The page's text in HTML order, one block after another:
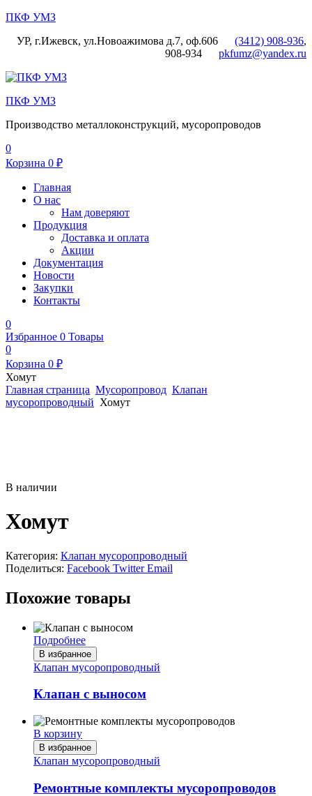
ПКФ УМЗ
УР, г.Ижевск, ул.Новоажимова д.7, оф.606
(3412) 908-936,
908-934
pkfumz@yandex.ru
Меню
ПКФ УМЗ
Производство металлоконструкций, мусоропроводов
0
Корзина 0 ₽
Главная
О нас
Нам доверяют
Продукция
Доставка и оплата
Акции
Документация
Новости
Закупки
Контакты
0
Избранное 0 Товары
0
Корзина 0 ₽
Хомут
Главная страница Мусоропровод Клапан
мусоропроводный Хомут
В наличии
Хомут
Категория: Клапан мусоропроводный
Поделиться: Facebook Twitter Email
Похожие товары
Подробнее
В избранное
Клапан мусоропроводный
Клапан с выносом
В корзину
В избранное
Клапан мусоропроводный
Ремонтные комплекты мусоропроводов